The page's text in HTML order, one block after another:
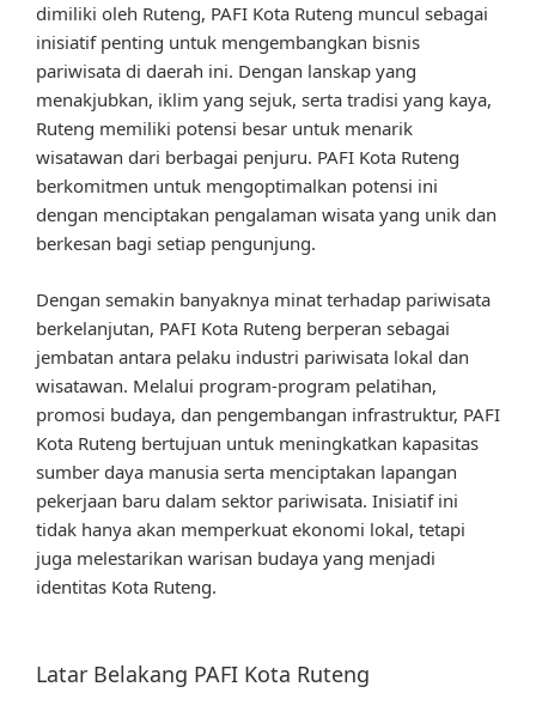
dimiliki oleh Ruteng, PAFI Kota Ruteng muncul sebagai
inisiatif penting untuk mengembangkan bisnis
pariwisata di daerah ini. Dengan lanskap yang
menakjubkan, iklim yang sejuk, serta tradisi yang kaya,
Ruteng memiliki potensi besar untuk menarik
wisatawan dari berbagai penjuru. PAFI Kota Ruteng
berkomitmen untuk mengoptimalkan potensi ini
dengan menciptakan pengalaman wisata yang unik dan
berkesan bagi setiap pengunjung.
Dengan semakin banyaknya minat terhadap pariwisata
berkelanjutan, PAFI Kota Ruteng berperan sebagai
jembatan antara pelaku industri pariwisata lokal dan
wisatawan. Melalui program-program pelatihan,
promosi budaya, dan pengembangan infrastruktur, PAFI
Kota Ruteng bertujuan untuk meningkatkan kapasitas
sumber daya manusia serta menciptakan lapangan
pekerjaan baru dalam sektor pariwisata. Inisiatif ini
tidak hanya akan memperkuat ekonomi lokal, tetapi
juga melestarikan warisan budaya yang menjadi
identitas Kota Ruteng.
Latar Belakang PAFI Kota Ruteng